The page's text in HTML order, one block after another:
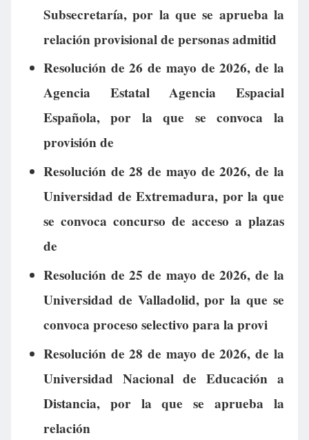
Subsecretaría, por la que se aprueba la
relación provisional de personas admitid
Resolución de 26 de mayo de 2026, de la
Agencia Estatal Agencia Espacial
Española, por la que se convoca la
provisión de
Resolución de 28 de mayo de 2026, de la
Universidad de Extremadura, por la que
se convoca concurso de acceso a plazas
de
Resolución de 25 de mayo de 2026, de la
Universidad de Valladolid, por la que se
convoca proceso selectivo para la provi
Resolución de 28 de mayo de 2026, de la
Universidad Nacional de Educación a
Distancia, por la que se aprueba la
relación